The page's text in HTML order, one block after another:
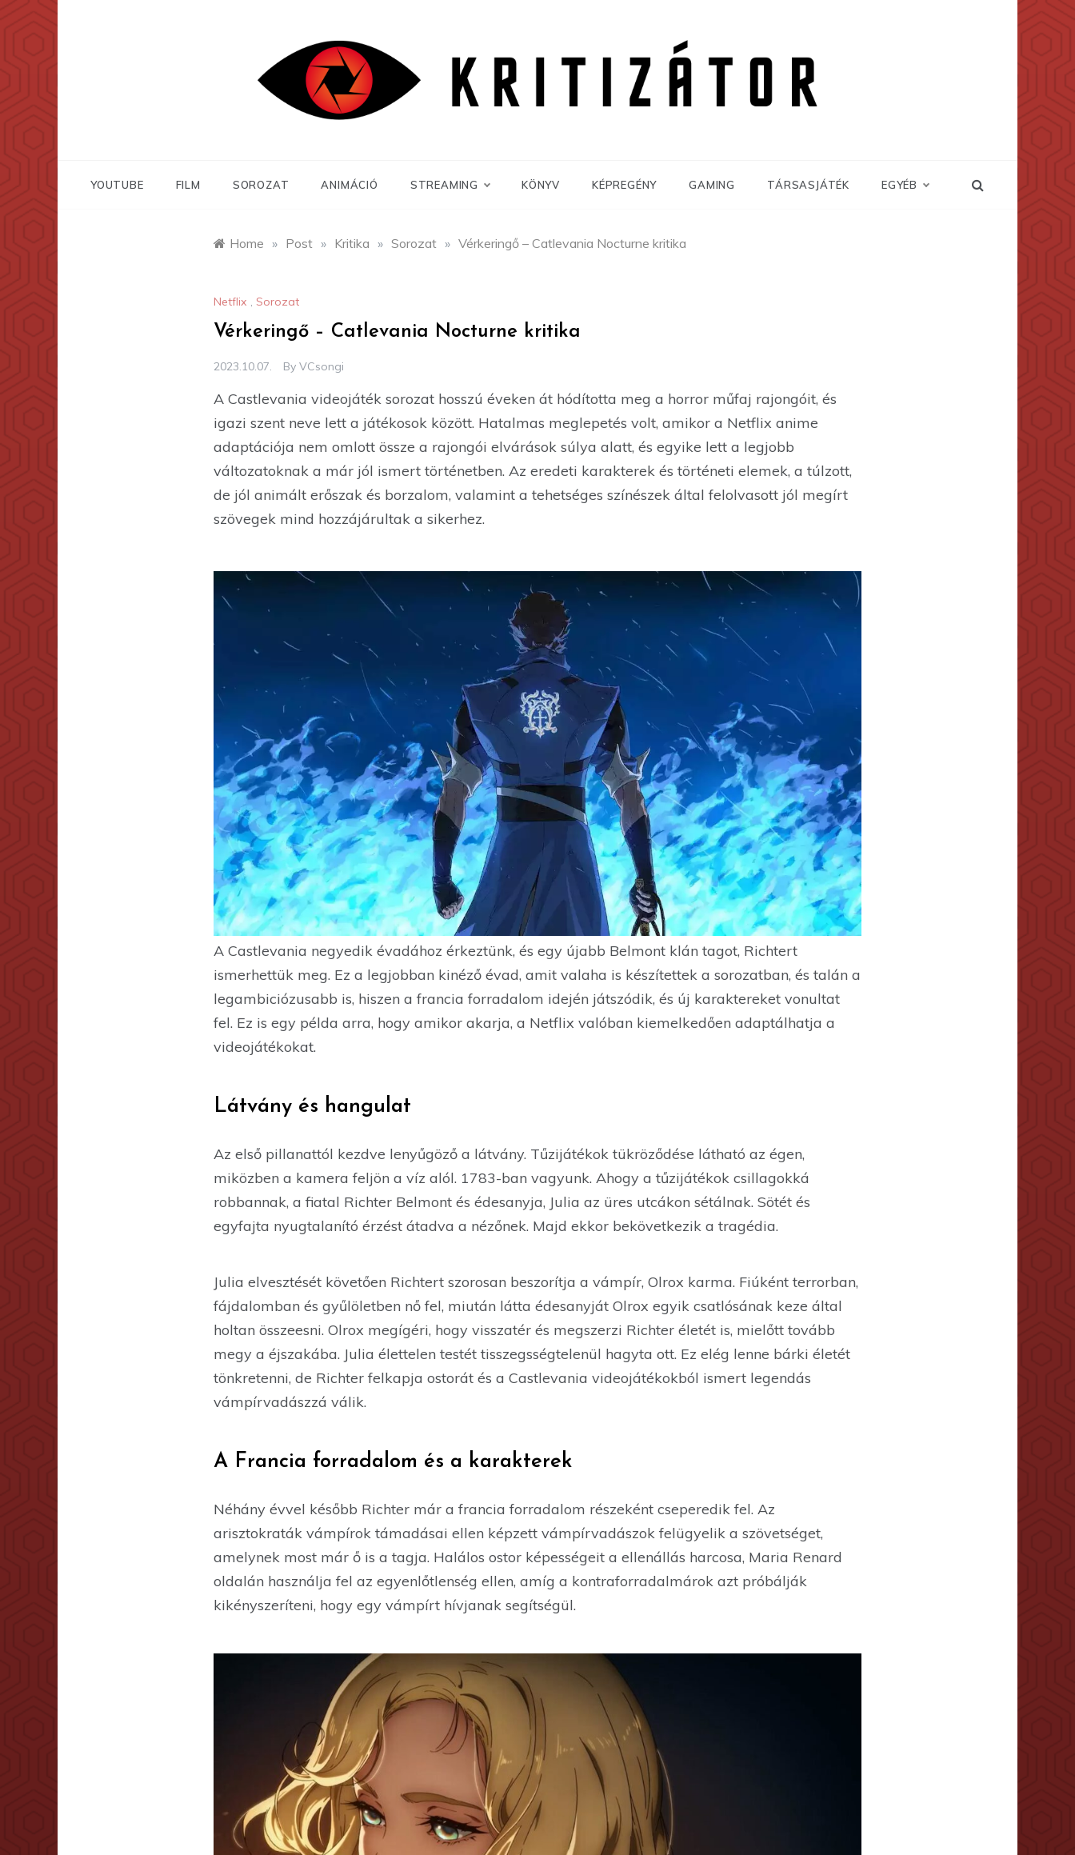
YOUTUBE FILM SOROZAT ANIMÁCIÓ STREAMING KÖNYV KÉPREGÉNY GAMING TÁRSASJÁTÉK EGYÉB
Home » Post » Kritika » Sorozat » Vérkeringő – Catlevania Nocturne kritika
Netflix , Sorozat
Vérkeringő – Catlevania Nocturne kritika
2023.10.07. By VCsongi
A Castlevania videojáték sorozat hosszú éveken át hódította meg a horror műfaj rajongóit, és
igazi szent neve lett a játékosok között. Hatalmas meglepetés volt, amikor a Netflix anime
adaptációja nem omlott össze a rajongói elvárások súlya alatt, és egyike lett a legjobb
változatoknak a már jól ismert történetben. Az eredeti karakterek és történeti elemek, a túlzott,
de jól animált erőszak és borzalom, valamint a tehetséges színészek által felolvasott jól megírt
szövegek mind hozzájárultak a sikerhez.
A Castlevania negyedik évadához érkeztünk, és egy újabb Belmont klán tagot, Richtert
ismerhettük meg. Ez a legjobban kinéző évad, amit valaha is készítettek a sorozatban, és talán a
legambiciózusabb is, hiszen a francia forradalom idején játszódik, és új karaktereket vonultat
fel. Ez is egy példa arra, hogy amikor akarja, a Netflix valóban kiemelkedően adaptálhatja a
videojátékokat.
Látvány és hangulat
Az első pillanattól kezdve lenyűgöző a látvány. Tűzijátékok tükröződése látható az égen,
miközben a kamera feljön a víz alól. 1783-ban vagyunk. Ahogy a tűzijátékok csillagokká
robbannak, a fiatal Richter Belmont és édesanyja, Julia az üres utcákon sétálnak. Sötét és
egyfajta nyugtalanító érzést átadva a nézőnek. Majd ekkor bekövetkezik a tragédia.
Julia elvesztését követően Richtert szorosan beszorítja a vámpír, Olrox karma. Fiúként terrorban,
fájdalomban és gyűlöletben nő fel, miután látta édesanyját Olrox egyik csatlósának keze által
holtan összeesni. Olrox megígéri, hogy visszatér és megszerzi Richter életét is, mielőtt tovább
megy a éjszakába. Julia élettelen testét tisszegsségtelenül hagyta ott. Ez elég lenne bárki életét
tönkretenni, de Richter felkapja ostorát és a Castlevania videojátékokból ismert legendás
vámpírvadászzá válik.
A Francia forradalom és a karakterek
Néhány évvel később Richter már a francia forradalom részeként cseperedik fel. Az
arisztokraták vámpírok támadásai ellen képzett vámpírvadászok felügyelik a szövetséget,
amelynek most már ő is a tagja. Halálos ostor képességeit a ellenállás harcosa, Maria Renard
oldalán használja fel az egyenlőtlenség ellen, amíg a kontraforradalmárok azt próbálják
kikényszeríteni, hogy egy vámpírt hívjanak segítségül.